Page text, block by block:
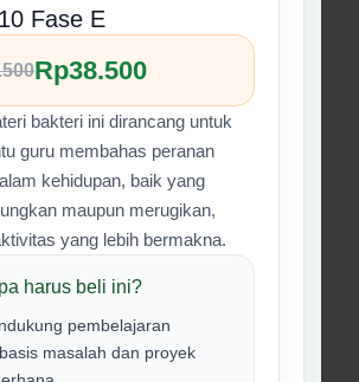
harus beli ini?
Fungi lebih mudah
peserta didik.
referensi LKPD,
dan rubrik yang dapat
Word siap edit sehingga lebih
digunakan.
Tanya via WhatsApp